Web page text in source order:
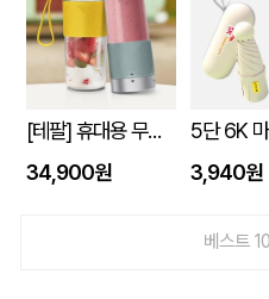
[테팔] 휴대용 무선 믹서기 라이트믹스 (노랑/민트) 색상선택
34,900원
3,940원
베스트